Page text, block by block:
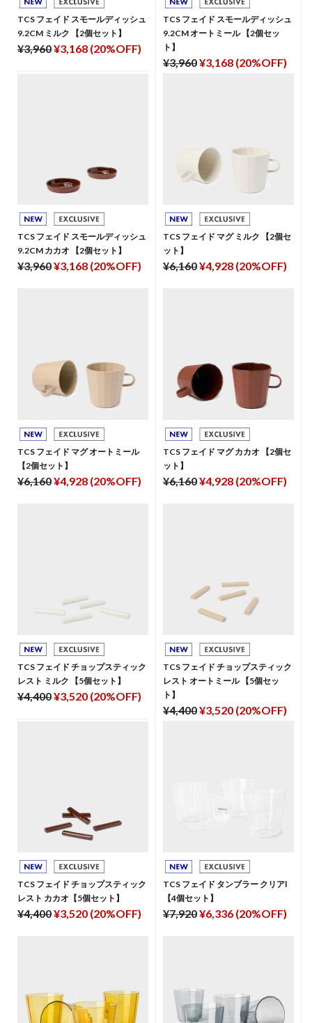
TCS フェイド スモールディッシュ
9.2CM ミルク 【2個セット】
¥3,960¥3,168 (20%OFF)
TCS フェイド スモールディッシュ
9.2CM オートミール 【2個セッ
ト】
¥3,960¥3,168 (20%OFF)
TCS フェイド スモールディッシュ
9.2CM カカオ 【2個セット】
¥3,960¥3,168 (20%OFF)
TCS フェイド マグ ミルク 【2個セ
ット】
¥6,160¥4,928 (20%OFF)
TCS フェイド マグ オートミール
【2個セット】
¥6,160¥4,928 (20%OFF)
TCS フェイド マグ カカオ 【2個セ
ット】
¥6,160¥4,928 (20%OFF)
TCS フェイド チョップスティック
レスト ミルク 【5個セット】
¥4,400¥3,520 (20%OFF)
TCS フェイド チョップスティック
レスト オートミール 【5個セッ
ト】
¥4,400¥3,520 (20%OFF)
TCS フェイド チョップスティック
レスト カカオ【5個セット】
¥4,400¥3,520 (20%OFF)
TCS フェイド タンブラー クリアl
【4個セット】
¥7,920¥6,336 (20%OFF)